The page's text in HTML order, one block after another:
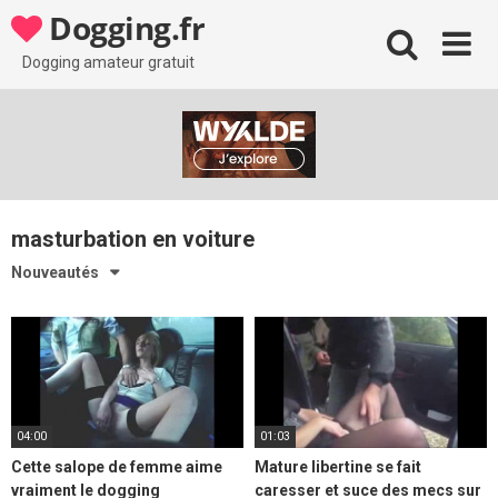
to
content
Dogging.fr
Dogging amateur gratuit
masturbation en voiture
Nouveautés
04:00
Cette salope de femme aime
vraiment le dogging
01:03
Mature libertine se fait
caresser et suce des mecs sur